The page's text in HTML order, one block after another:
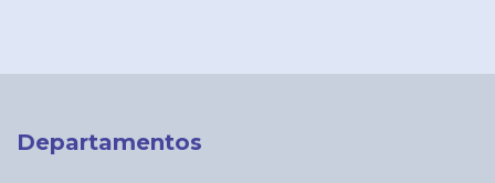
Departamentos